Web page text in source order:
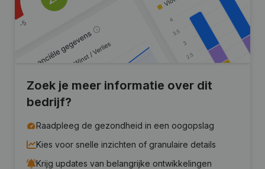
Zoek je meer informatie over dit
bedrijf?
Raadpleeg de gezondheid in een oogopslag
Kies voor snelle inzichten of granulaire details
Krijg updates van belangrijke ontwikkelingen